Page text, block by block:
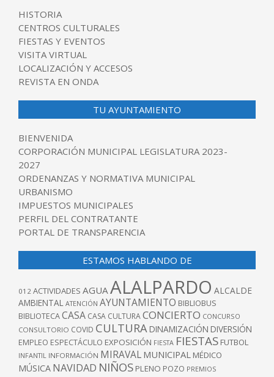
HISTORIA
CENTROS CULTURALES
FIESTAS Y EVENTOS
VISITA VIRTUAL
LOCALIZACIÓN Y ACCESOS
REVISTA EN ONDA
TU AYUNTAMIENTO
BIENVENIDA
CORPORACIÓN MUNICIPAL LEGISLATURA 2023-
2027
ORDENANZAS Y NORMATIVA MUNICIPAL
URBANISMO
IMPUESTOS MUNICIPALES
PERFIL DEL CONTRATANTE
PORTAL DE TRANSPARENCIA
ESTAMOS HABLANDO DE
012 ACTIVIDADES AGUAALALPARDO ALCALDE
AMBIENTAL ATENCIÓN AYUNTAMIENTO BIBLIOBUS
BIBLIOTECACASA CASA CULTURACONCIERTO CONCURSO
CONSULTORIO COVID CULTURA DINAMIZACIÓN DIVERSIÓN
EMPLEO ESPECTÁCULO EXPOSICIÓN FIESTA FIESTAS FUTBOL
INFANTIL INFORMACIÓN MIRAVAL MUNICIPAL MÉDICO
MÚSICA NAVIDAD NIÑOS PLENO POZO PREMIOS